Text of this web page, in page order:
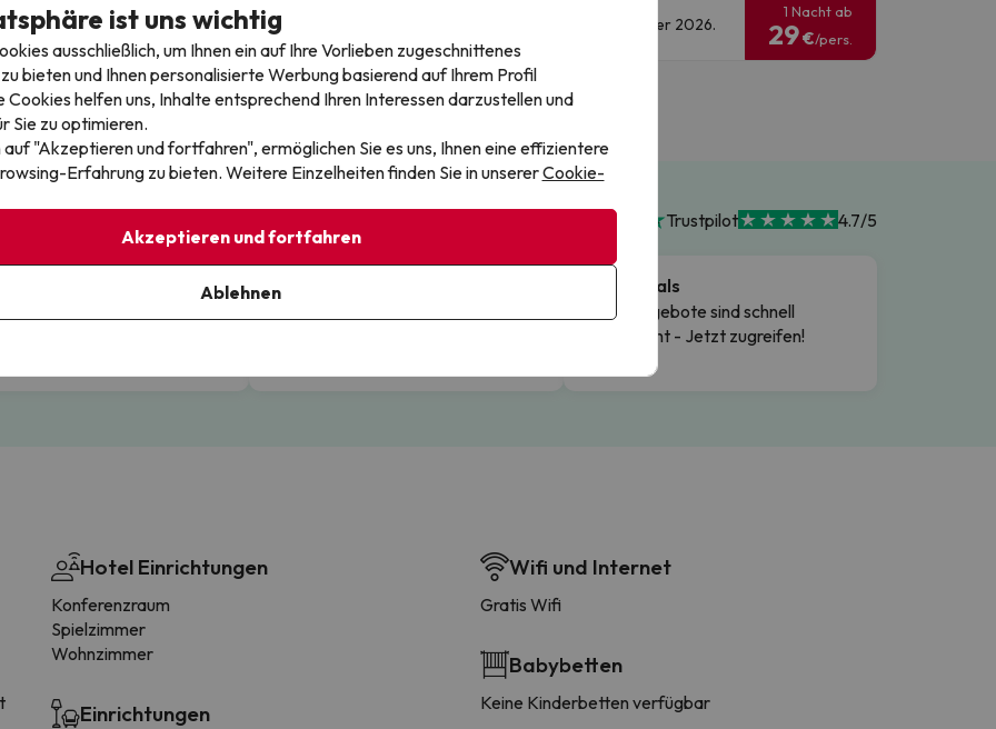
32 Reisedaten: bis 1. Oktober 2026.
1 Nacht ab
29€/pers.
Alle Angebote sehen
Trustpilot 4.7/5
Mit Vertrauen buchen Flash Deals
Diese Angebote sind schnell
ausgebucht - Jetzt zugreifen!
Hotel Einrichtungen
Konferenzraum
Spielzimmer
Wohnzimmer
Einrichtungen
Wifi und Internet
Gratis Wifi
Babybetten
Keine Kinderbetten verfügbar
ist uns wichtig
ausschließlich, um Ihnen ein auf Ihre Vorlieben zugeschnittenes
bieten und Ihnen personalisierte Werbung basierend auf Ihrem Profil
Cookies helfen uns, Inhalte entsprechend Ihren Interessen darzustellen und
Sie zu optimieren.
auf "Akzeptieren und fortfahren", ermöglichen Sie es uns, Ihnen eine effizientere
Erfahrung zu bieten. Weitere Einzelheiten finden Sie in unsererCookie-
Akzeptieren und fortfahren
Ablehnen